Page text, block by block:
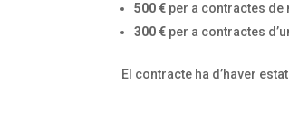
500 € per a contractes
300 € per a contractes
El contracte ha d’haver